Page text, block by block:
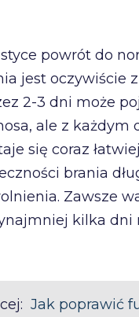
powrót do
jest oczywiście
2-3 dni może
ale z każdym
się coraz
brania
Zawsze
kilka dni
Jak poprawić